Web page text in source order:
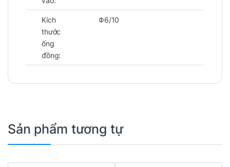
Kích
thước
ống
đồng:
Φ6/10
Sản phẩm tương tự